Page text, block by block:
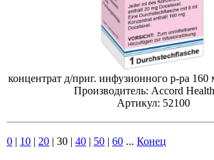
концентрат д/приг. инфузионного р-ра
Производитель: Accord
Артикул: 52100
0 | 10 | 20 | 30 | 40 | 50 | 60 ... Конец